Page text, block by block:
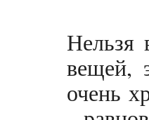
Нельзя
вещей,
очень